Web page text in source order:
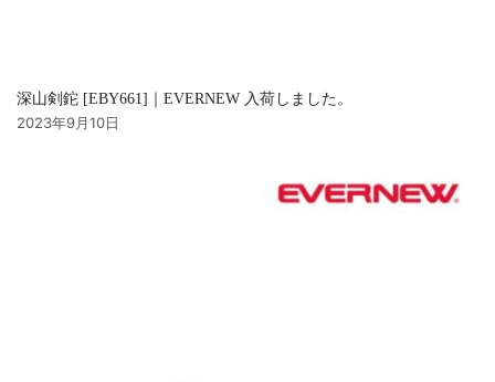
深山剣鉈 [EBY661]｜EVERNEW 入荷しました。
2023年9月10日